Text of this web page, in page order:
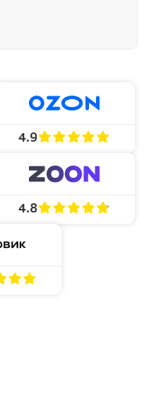
4.9
4.8